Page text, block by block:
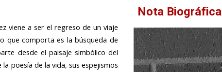
viene a ser el regreso de un viaje
que comporta es la búsqueda de
desde el paisaje simbólico del
poesía de la vida, sus espejismos
Nota Biográfica